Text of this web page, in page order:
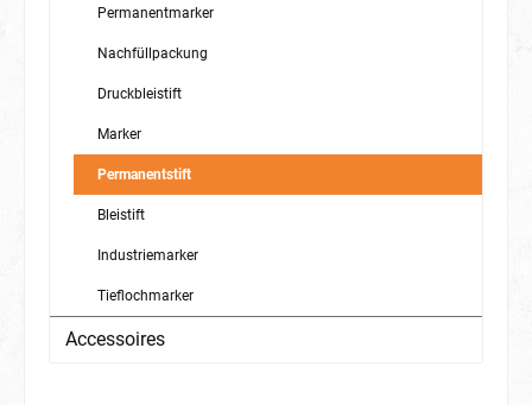
Permanentmarker
Nachfüllpackung
Druckbleistift
Marker
Permanentstift
Bleistift
Industriemarker
Tieflochmarker
Accessoires